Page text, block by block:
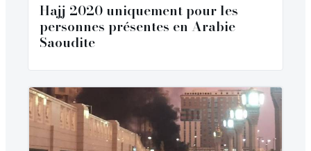
Hajj 2020 uniquement pour les
personnes présentes en Arabie
Saoudite